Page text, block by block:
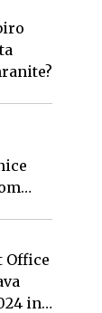
Office
in